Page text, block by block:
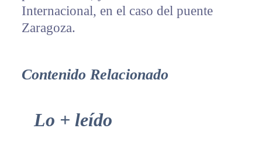
Internacional, en el caso del puente
Zaragoza.
Contenido Relacionado
Primary
Lo + leído